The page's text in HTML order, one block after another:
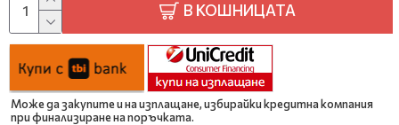
В КОШНИЦАТА
Може да закупите и на изплащане, избирайки кредитна компания
при финализиране на поръчката.